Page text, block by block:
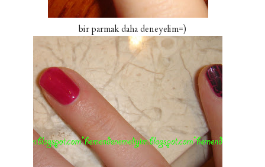
bir parmak daha deneyelim=)